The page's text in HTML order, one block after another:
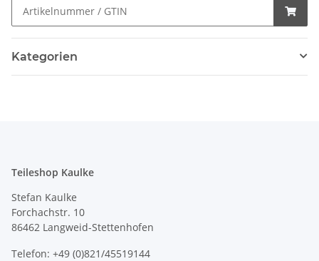
Kategorien
Teileshop Kaulke
Stefan Kaulke
Forchachstr. 10
86462 Langweid-Stettenhofen
Telefon: +49 (0)821/45519144